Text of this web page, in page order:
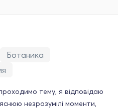
Ботаника
тему, я відповідаю
незрозумілі моменти,